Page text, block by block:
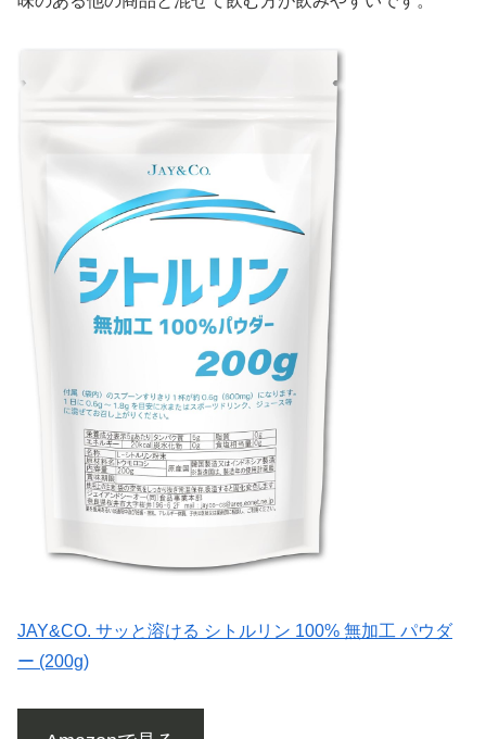
JAY&CO. サッと溶ける シトルリン 100% 無加工 パウダ
ー (200g)